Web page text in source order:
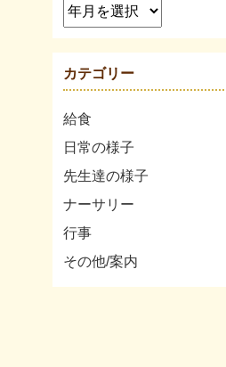
カテゴリー
給食
日常の様子
先生達の様子
ナーサリー
行事
その他/案内